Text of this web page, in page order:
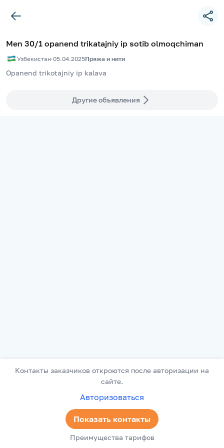
Men 30/1 opanend trikatajniy ip sotib olmoqchiman
Узбекистан·05.04.2025Пряжа и нити
Opanend trikotajniy ip kalava
Другие объявления
Контакты заказчиков откроются после авторизации на
сайте.
Авторизоваться
Показать контакты
Преимущества тарифов